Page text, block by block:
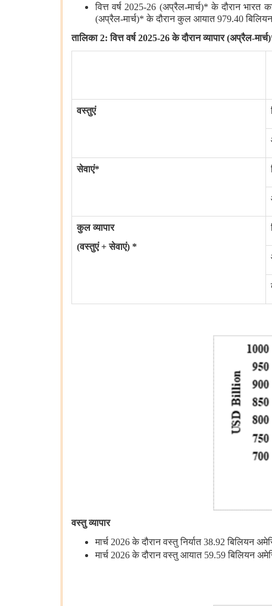
वित्त वर्ष 2025-26 (अप्रैल-मार्च)* के दौरान भारत
(अप्रैल-मार्च)* के दौरान कुल आयात 979.40 बिलियन
तालिका2: वित्त वर्ष 2025-26 के दौरान व्यापार (अप्रैल-
वस्‍तुएं
सेवाएं*
कुल व्यापार
(वस्तुएं + सेवाएं) *
वस्‍तु व्यापार
मार्च 2026 के दौरान वस्‍तु निर्यात 38.92 बिलियन
मार्च 2026 के दौरान वस्‍तु आयात 59.59 बिलियन